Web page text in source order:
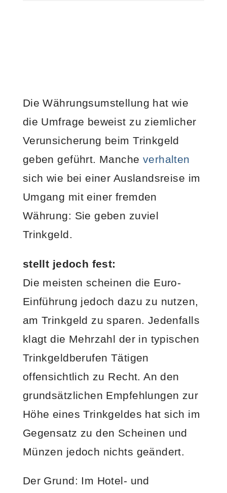
Die Währungsumstellung hat wie
die Umfrage beweist zu ziemlicher
Verunsicherung beim Trinkgeld
geben geführt. Manche verhalten
sich wie bei einer Auslandsreise im
Umgang mit einer fremden
Währung: Sie geben zuviel
Trinkgeld.
stellt jedoch fest:
Die meisten scheinen die Euro-
Einführung jedoch dazu zu nutzen,
am Trinkgeld zu sparen. Jedenfalls
klagt die Mehrzahl der in typischen
Trinkgeldberufen Tätigen
offensichtlich zu Recht. An den
grundsätzlichen Empfehlungen zur
Höhe eines Trinkgeldes hat sich im
Gegensatz zu den Scheinen und
Münzen jedoch nichts geändert.
Der Grund: Im Hotel- und